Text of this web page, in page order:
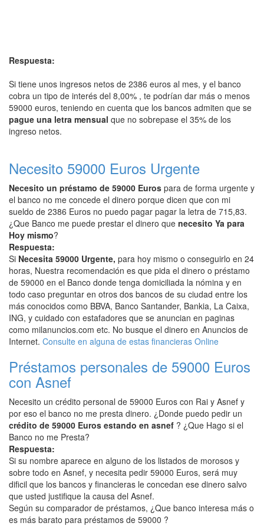
Respuesta:
Si tiene unos ingresos netos de 2386 euros al mes, y el banco
cobra un tipo de interés del 8,00% , te podrían dar más o menos
59000 euros, teniendo en cuenta que los bancos admiten que se
pague una letra mensual que no sobrepase el 35% de los
ingreso netos.
Necesito 59000 Euros Urgente
Necesito un préstamo de 59000 Euros para de forma urgente y
el banco no me concede el dinero porque dicen que con mi
sueldo de 2386 Euros no puedo pagar pagar la letra de 715,83.
¿Que Banco me puede prestar el dinero que necesito Ya para
Hoy mismo?
Respuesta:
Si Necesita 59000 Urgente, para hoy mismo o conseguirlo en 24
horas, Nuestra recomendación es que pida el dinero o préstamo
de 59000 en el Banco donde tenga domiciliada la nómina y en
todo caso preguntar en otros dos bancos de su ciudad entre los
más conocidos como BBVA, Banco Santander, Bankia, La Caixa,
ING, y cuidado con estafadores que se anuncian en paginas
como milanuncios.com etc. No busque el dinero en Anuncios de
Internet. Consulte en alguna de estas financieras Online
Préstamos personales de 59000 Euros
con Asnef
Necesito un crédito personal de 59000 Euros con Rai y Asnef y
por eso el banco no me presta dinero. ¿Donde puedo pedir un
crédito de 59000 Euros estando en asnef ? ¿Que Hago si el
Banco no me Presta?
Respuesta:
Si su nombre aparece en alguno de los listados de morosos y
sobre todo en Asnef, y necesita pedir 59000 Euros, será muy
dificil que los bancos y financieras le concedan ese dinero salvo
que usted justifique la causa del Asnef.
Según su comparador de préstamos, ¿Que banco interesa más o
es más barato para préstamos de 59000 ?